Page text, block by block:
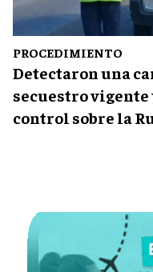
PROCEDIMIENTO
Detectaron una
secuestro
control sobre la